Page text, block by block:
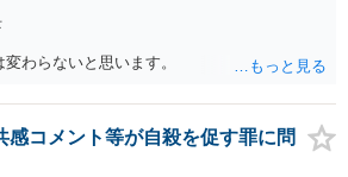
わらないと思います。
感コメント等が自殺を促す罪に問